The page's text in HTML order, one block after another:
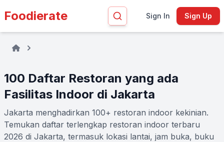
Foodierate Sign In Sign Up
100 Daftar Restoran yang ada
Fasilitas Indoor di Jakarta
Jakarta menghadirkan 100+ restoran indoor kekinian.
Temukan daftar terlengkap restoran indoor terbaru
2026 di Jakarta, termasuk lokasi lantai, jam buka, buku